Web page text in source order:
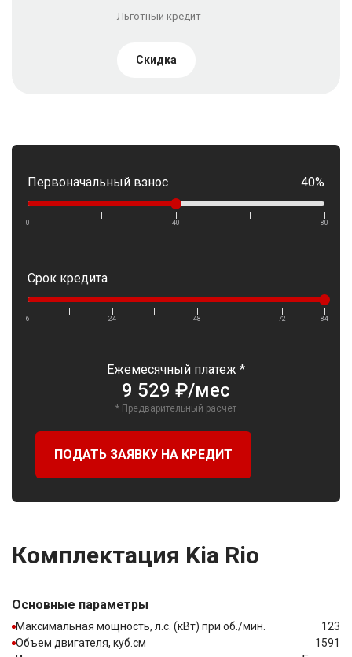
Льготный кредит
Скидка
Первоначальный взнос 40%
0 40 80
Срок кредита
6 24 48 72 84
Ежемесячный платеж *
9 529 ₽/мес
* Предварительный расчет
ПОДАТЬ ЗАЯВКУ НА КРЕДИТ
Комплектация Kia Rio
Основные параметры
Максимальная мощность, л.с. (кВт) при об./мин.
123
Объем двигателя, куб.см
1591